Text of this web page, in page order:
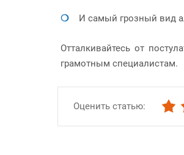
И самый грозный вид
Отталкивайтесь от
грамотным специалистам.
Оценить статью: